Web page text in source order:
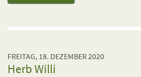
FREITAG, 18. DEZEMBER 2020
Herb Willi